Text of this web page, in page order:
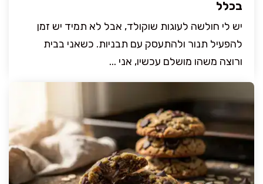
בכלל
יש לי חולשה לעוגות שוקולד, אבל לא תמיד יש זמן
להפעיל תנור ולהתעסק עם תבניות. כשאני בבית
ורוצה משהו מושלם עכשיו, אני ...